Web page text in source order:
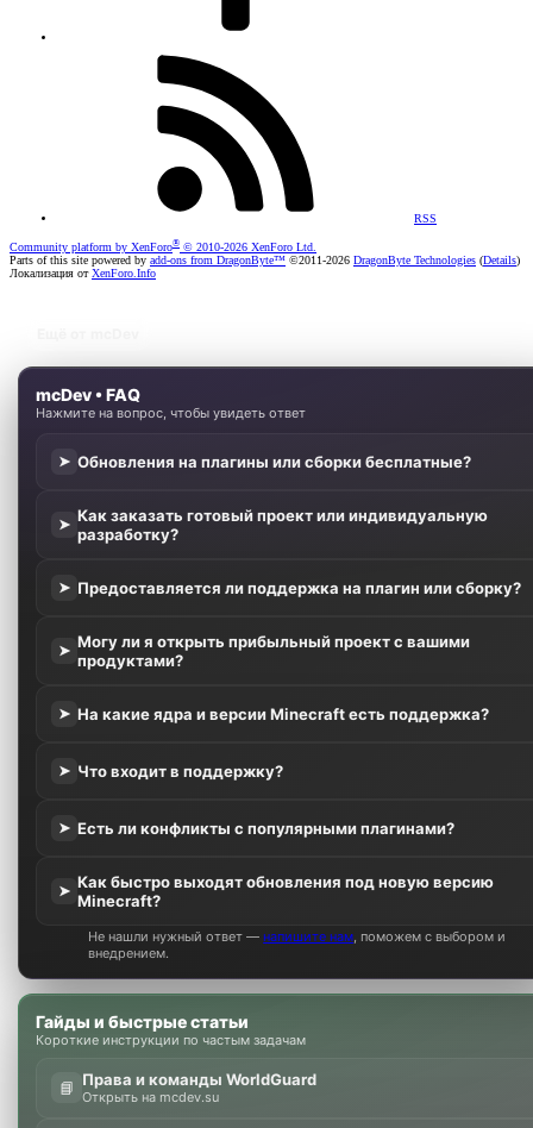
RSS
Community platform by XenForo® © 2010-2026 XenForo Ltd.
Parts of this site powered by add-ons from DragonByte™ ©2011-2026 DragonByte Technologies (Details)
Локализация отXenForo.Info
mcDev • FAQ
Нажмите на вопрос, чтобы увидеть ответ
➤ Обновления на плагины или сборки бесплатные?
➤ Как заказать готовый проект или индивидуальную
разработку?
➤ Предоставляется ли поддержка на плагин или сборку?
➤ Могу ли я открыть прибыльный проект с вашими
продуктами?
➤ На какие ядра и версии Minecraft есть поддержка?
➤ Что входит в поддержку?
➤ Есть ли конфликты с популярными плагинами?
➤ Как быстро выходят обновления под новую версию
Minecraft?
Не нашли нужный ответ —напишите нам, поможем с выбором и
внедрением.
Гайды и быстрые статьи
Короткие инструкции по частым задачам
📘 Права и команды WorldGuard
Открыть на mcdev.su